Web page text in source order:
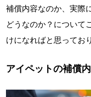
補償内容なのか、実際
どうなのか？について
けになればと思ってお
アイペットの補償